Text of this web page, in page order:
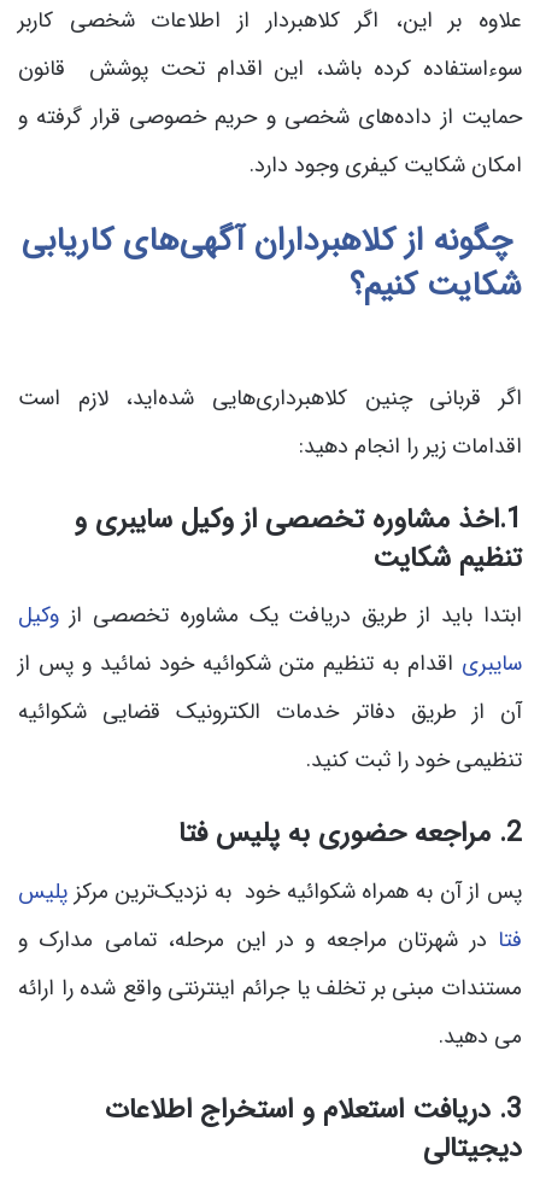
علاوه بر این، اگر کلاهبردار از اطلاعات شخصی کاربر
سوءاستفاده کرده باشد، این اقدام تحت پوشش قانون
حمایت از داده‌های شخصی و حریم خصوصی قرار گرفته و
امکان شکایت کیفری وجود دارد.
چگونه از کلاهبرداران آگهی‌های کاریابی
شکایت کنیم؟
اگر قربانی چنین کلاهبرداری‌هایی شده‌اید، لازم است
اقدامات زیر را انجام دهید:
1.اخذ مشاوره تخصصی از وکیل سایبری و
تنظیم شکایت
ابتدا باید از طریق دریافت یک مشاوره تخصصی از وکیل
سایبری اقدام به تنظیم متن شکوائیه خود نمائید و پس از
آن از طریق دفاتر خدمات الکترونیک قضایی شکوائیه
تنظیمی خود را ثبت کنید.
2. مراجعه حضوری به پلیس فتا
پس از آن به همراه شکوائیه خود به نزدیک‌ترین مرکز پلیس
فتا در شهرتان مراجعه و در این مرحله، تمامی مدارک و
مستندات مبنی بر تخلف یا جرائم اینترنتی واقع شده را ارائه
می دهید.
3. دریافت استعلام و استخراج اطلاعات
دیجیتالی